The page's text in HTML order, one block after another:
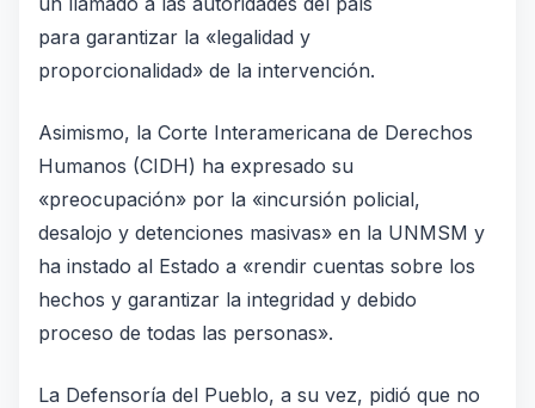
para garantizar la «legalidad y
proporcionalidad» de la intervención.
Asimismo, la Corte Interamericana de Derechos
Humanos (CIDH) ha expresado su
«preocupación» por la «incursión policial,
desalojo y detenciones masivas» en la UNMSM y
ha instado al Estado a «rendir cuentas sobre los
hechos y garantizar la integridad y debido
proceso de todas las personas».
La Defensoría del Pueblo, a su vez, pidió que no